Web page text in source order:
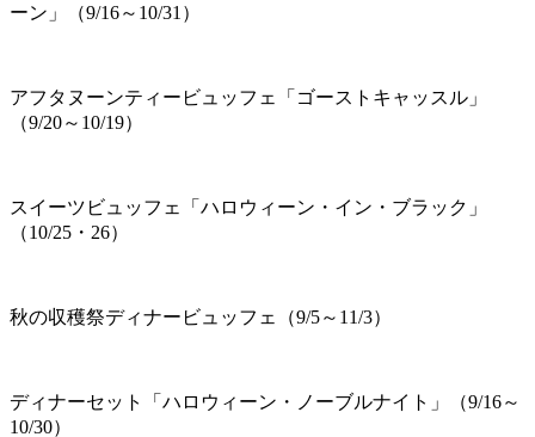
ーン」（9/16～10/31）
アフタヌーンティービュッフェ「ゴーストキャッスル」
（9/20～10/19）
スイーツビュッフェ「ハロウィーン・イン・ブラック」
（10/25・26）
秋の収穫祭ディナービュッフェ（9/5～11/3）
ディナーセット「ハロウィーン・ノーブルナイト」（9/16～
10/30）